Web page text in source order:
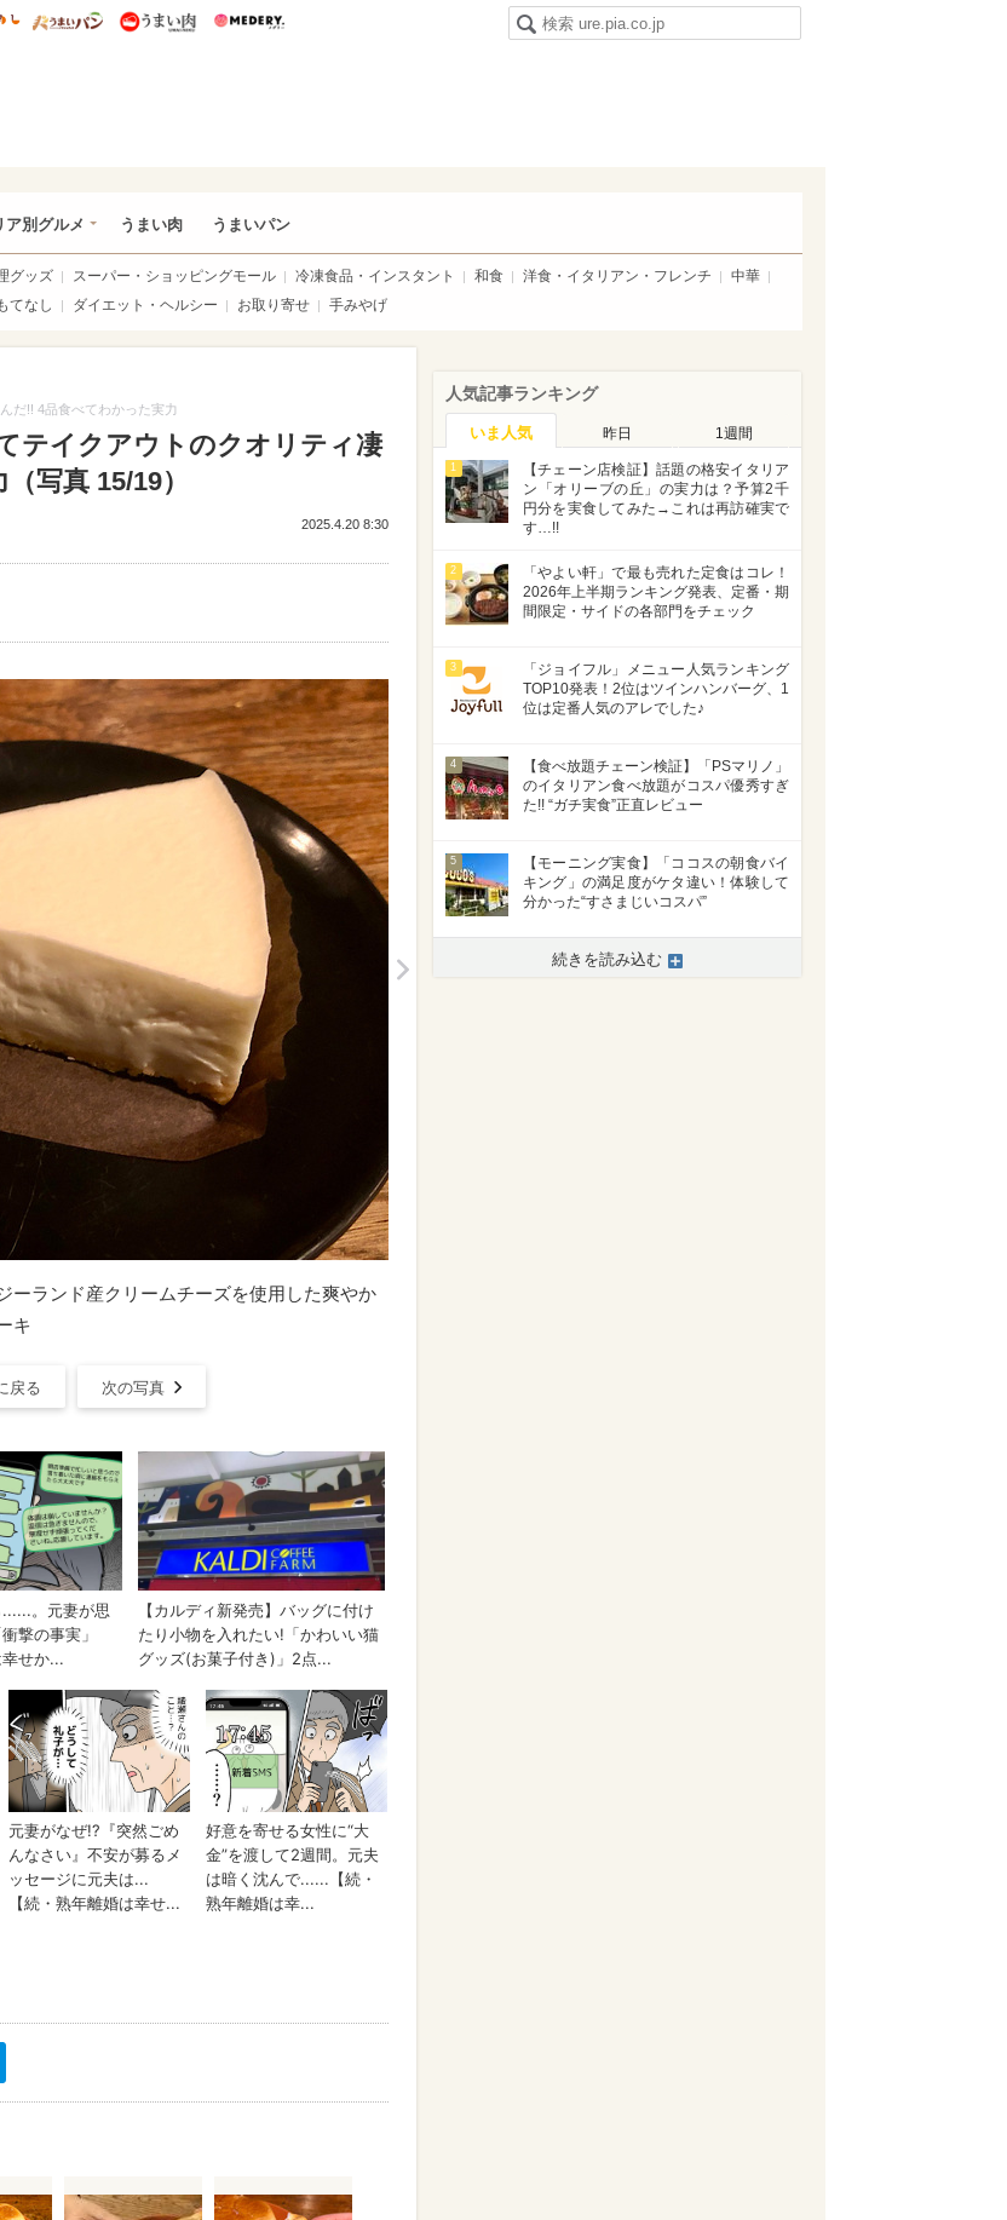
ニー特集
うまいめし うまいパン うまい肉
ア別グルメ うまい肉 うまいパン
グッズ スーパー・ショッピングモール 冷凍食品・インスタント 和食 洋食・イタリアン・フレンチ
中華
てなし ダイエット・ヘルシー お取り寄せ 手みやげ
だ!! 4品食べてわかった実力
テイクアウトのクオリティ凄
写真 15/19）
2025.4.20 8:30
ランド産クリームチーズを使用した爽やか
キ
戻る 次の写真
人気記事ランキング
いま人気 昨日 1週間
1
【チェーン店検証】話題の格安イタリア
ン「オリーブの丘」の実力は？予算2千
円分を実食してみた→これは再訪確実で
す…!!
2
「やよい軒」で最も売れた定食はコレ！
2026年上半期ランキング発表、定番・期
間限定・サイドの各部門をチェック
3
「ジョイフル」メニュー人気ランキング
TOP10発表！2位はツインハンバーグ、1
位は定番人気のアレでした♪
4
【食べ放題チェーン検証】「PSマリノ」
のイタリアン食べ放題がコスパ優秀すぎ
た!! “ガチ実食”正直レビュー
5
【モーニング実食】「ココスの朝食バイ
キング」の満足度がケタ違い！体験して
分かった“すさまじいコスパ”
続きを読み込む